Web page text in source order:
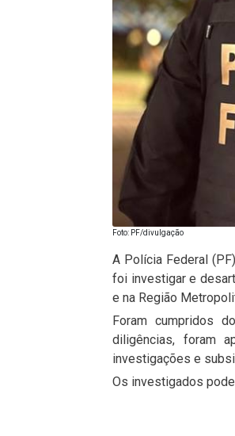
Foto: PF/divulgação
A Polícia Federal
foi investigar e
e na Região
Foram cumpridos
diligências, foram
investigações e
Os investigados